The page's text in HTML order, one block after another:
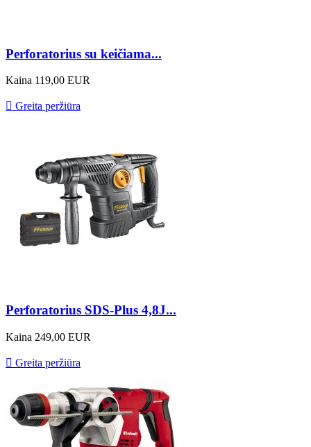
Perforatorius su keičiama...
Kaina 119,00 EUR
 Greita peržiūra
Perforatorius SDS-Plus 4,8J...
Kaina 249,00 EUR
 Greita peržiūra